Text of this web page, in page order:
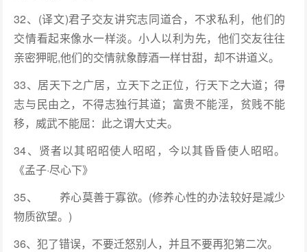
32、(译文)君子交友讲究志同道合，不求私利，他们的
交情看起来像水一样淡。小人以利为先，他们交友往往
亲密狎昵,他们的交情就象醇酒一样甘甜，却不讲道义。
33、居天下之广居，立天下之正位，行天下之大道；得
志与民由之，不得志独行其道；富贵不能淫，贫贱不能
移，威武不能屈：此之谓大丈夫。
34、贤者以其昭昭使人昭昭，今以其昏昏使人昭昭。
《孟子·尽心下》
35、 养心莫善于寡欲。(修养心性的办法较好是减少
物质欲望。)
36、犯了错误，不要迁怒别人，并且不要再犯第二次。